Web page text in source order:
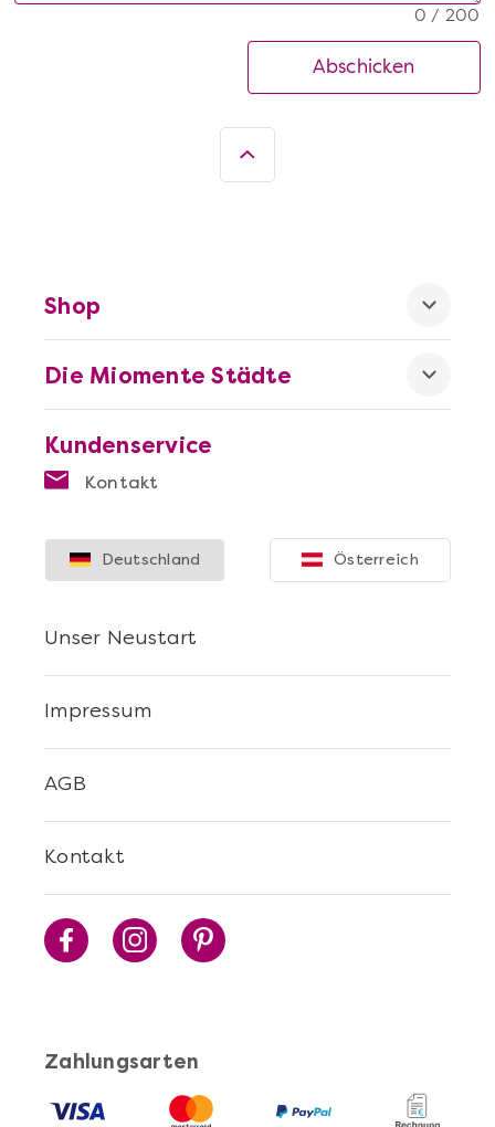
0 / 200
Abschicken
Kundenservice
Kontakt
Die Miomente Städte
Shop
Zahlungsarten
Kontakt
AGB
Impressum
Unser Neustart
Deutschland Österreich